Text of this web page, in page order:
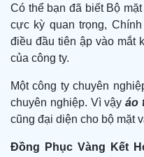
Có thể bạn đã biết Bộ
cực kỳ quan trọng,
điều đầu tiên ập vào mắt
của công ty.
Một công ty chuyên
chuyên nghiệp. Vì vậyáo
cũng đại diện cho bộ mặt
Đồng Phục Vàng Kết